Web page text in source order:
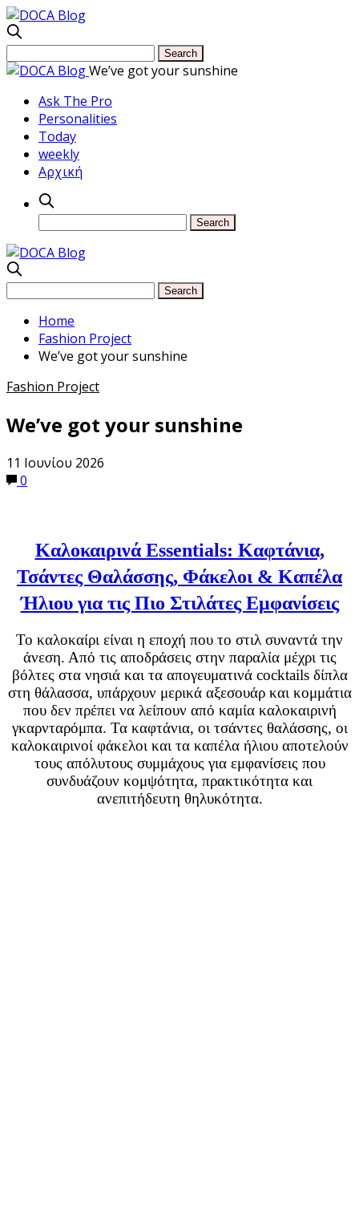
We’ve got your sunshine
Ask The Pro
Personalities
Today
weekly
Αρχική
Home
Fashion Project
We’ve got your sunshine
Fashion Project
We’ve got your sunshine
11 Ιουνίου 2026
0
Καλοκαιρινά Essentials: Καφτάνια,
Τσάντες Θαλάσσης, Φάκελοι & Καπέλα
Ήλιου για τις Πιο Στιλάτες Εμφανίσεις
Το καλοκαίρι είναι η εποχή που το στιλ συναντά την
άνεση. Από τις αποδράσεις στην παραλία μέχρι τις
βόλτες στα νησιά και τα απογευματινά cocktails δίπλα
στη θάλασσα, υπάρχουν μερικά αξεσουάρ και κομμάτια
που δεν πρέπει να λείπουν από καμία καλοκαιρινή
γκαρνταρόμπα. Τα καφτάνια, οι τσάντες θαλάσσης, οι
καλοκαιρινοί φάκελοι και τα καπέλα ήλιου αποτελούν
τους απόλυτους συμμάχους για εμφανίσεις που
συνδυάζουν κομψότητα, πρακτικότητα και
ανεπιτήδευτη θηλυκότητα.